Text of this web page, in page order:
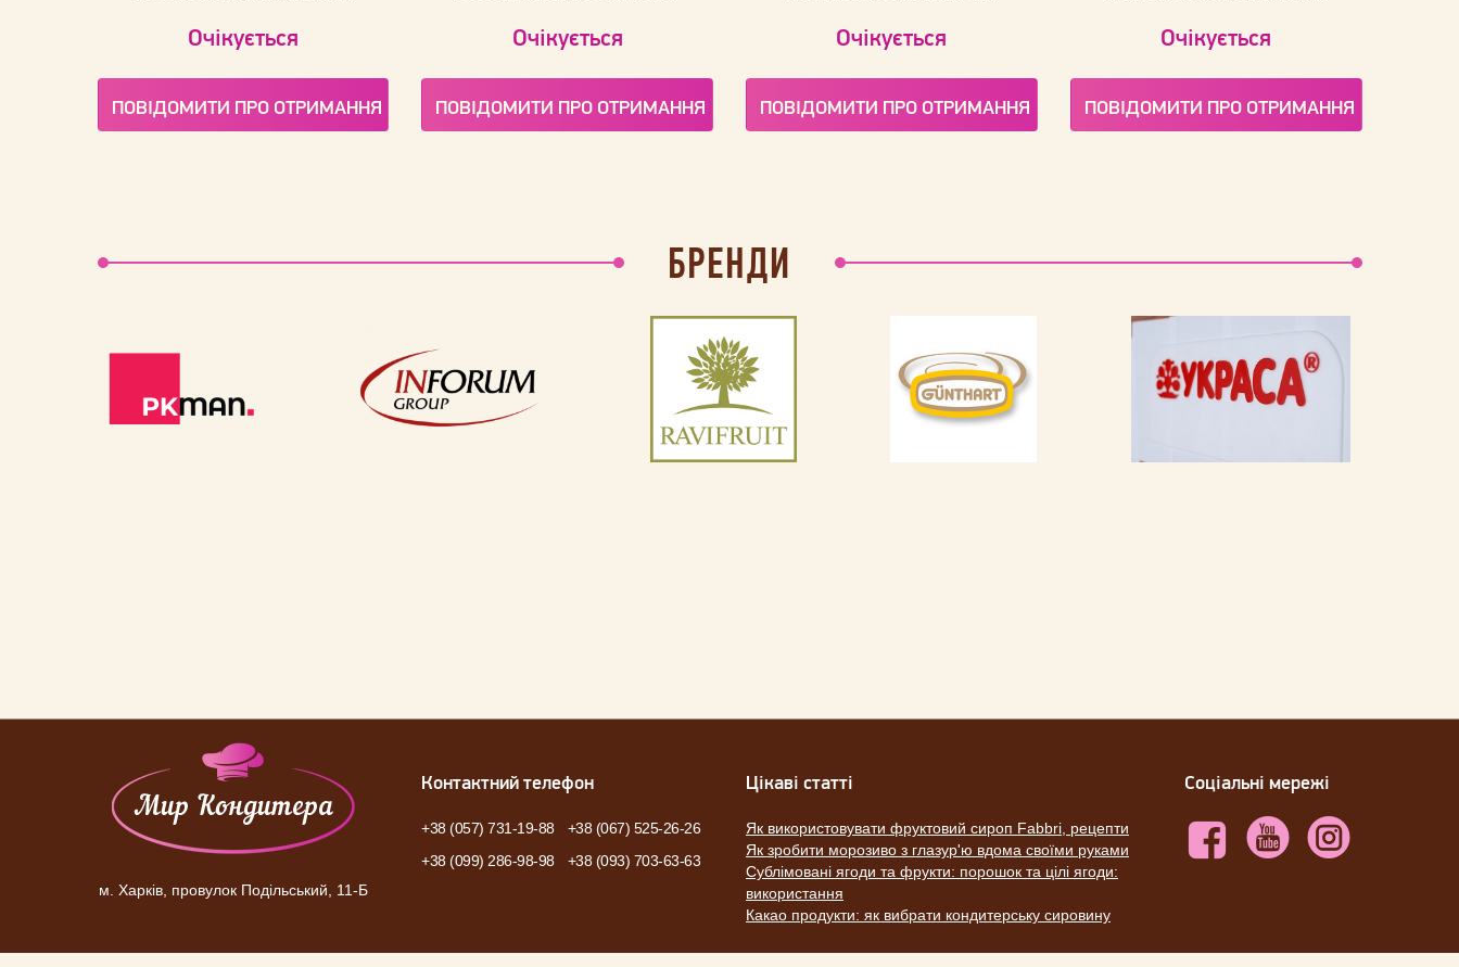
Очікується
ПОВІДОМИТИ ПРО ОТРИМАННЯ
Очікується
ПОВІДОМИТИ ПРО ОТРИМАННЯ
Очікується
ПОВІДОМИТИ ПРО ОТРИМАННЯ
Очікується
ПОВІДОМИТИ ПРО ОТРИМАННЯ
БРЕНДИ
м. Харків, провулок Подільський, 11-Б
Контактний телефон
+38 (057) 731-19-88
+38 (067) 525-26-26
+38 (099) 286-98-98
+38 (093) 703-63-63
Цікаві статті
Як використовувати фруктовий сироп Fabbri, рецепти
Як зробити морозиво з глазур'ю вдома своїми руками
Сублімовані ягоди та фрукти: порошок та цілі ягоди:
використання
Какао продукти: як вибрати кондитерську сировину
Соціальні мережі